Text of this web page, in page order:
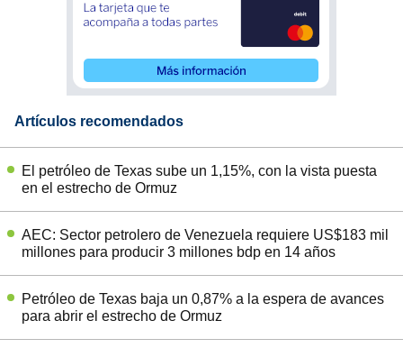
Artículos recomendados
El petróleo de Texas sube un 1,15%, con la vista puesta
en el estrecho de Ormuz
AEC: Sector petrolero de Venezuela requiere US$183 mil
millones para producir 3 millones bdp en 14 años
Petróleo de Texas baja un 0,87% a la espera de avances
para abrir el estrecho de Ormuz